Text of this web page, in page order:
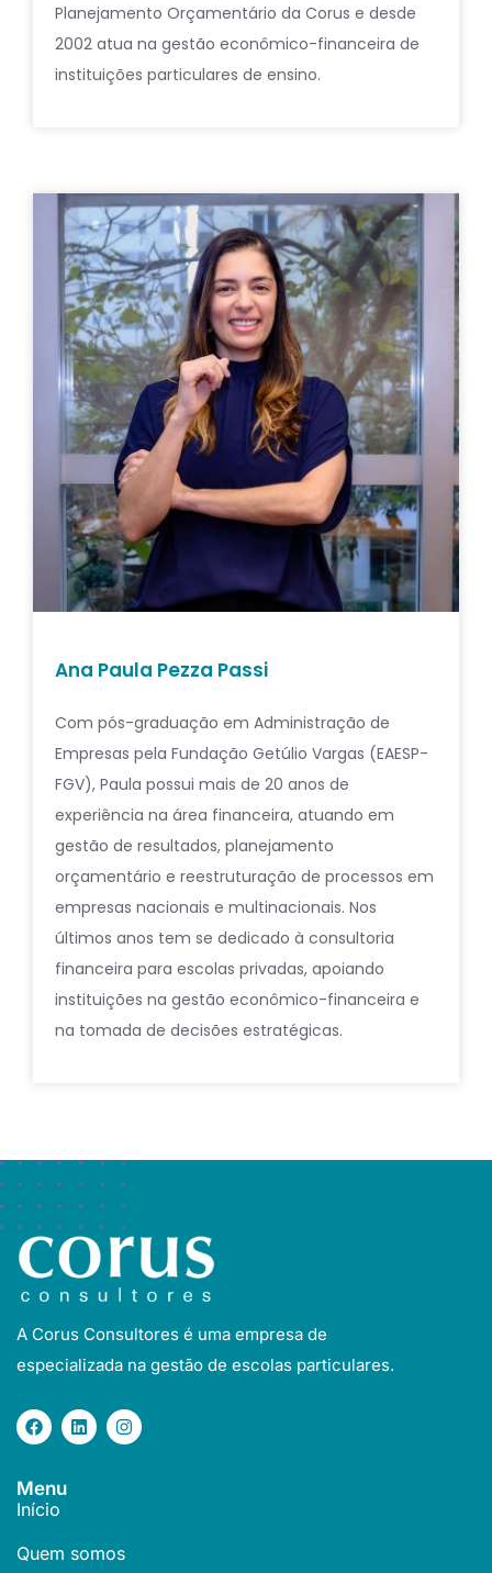
Planejamento Orçamentário da Corus e desde
2002 atua na gestão econômico-financeira de
instituições particulares de ensino.
Ana Paula Pezza Passi
Com pós-graduação em Administração de
Empresas pela Fundação Getúlio Vargas (EAESP-
FGV), Paula possui mais de 20 anos de
experiência na área financeira, atuando em
gestão de resultados, planejamento
orçamentário e reestruturação de processos em
empresas nacionais e multinacionais. Nos
últimos anos tem se dedicado à consultoria
financeira para escolas privadas, apoiando
instituições na gestão econômico-financeira e
na tomada de decisões estratégicas.
A Corus Consultores é uma empresa de
especializada na gestão de escolas particulares.
Menu
Início
Quem somos